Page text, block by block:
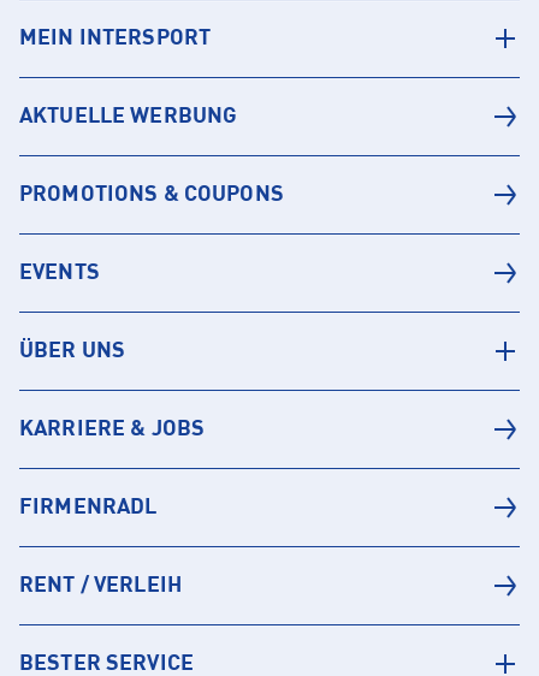
MEIN INTERSPORT
AKTUELLE WERBUNG
PROMOTIONS & COUPONS
EVENTS
ÜBER UNS
KARRIERE & JOBS
FIRMENRADL
RENT / VERLEIH
BESTER SERVICE